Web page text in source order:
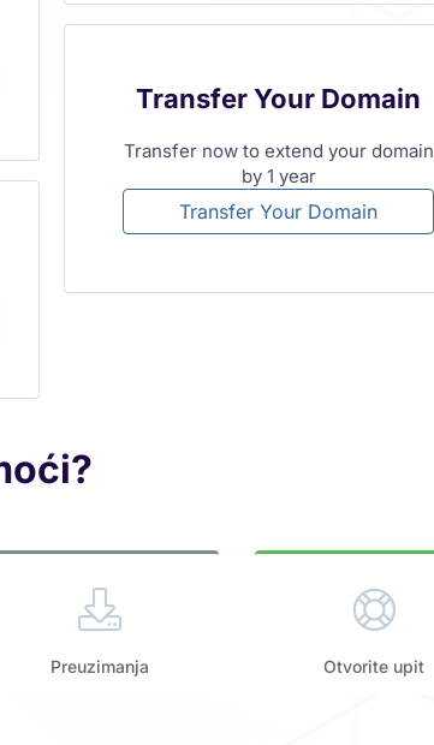
Transfer Your Domain
Transfer now to extend your domain
by 1 year
Transfer Your Domain
Preuzimanja Otvorite upit